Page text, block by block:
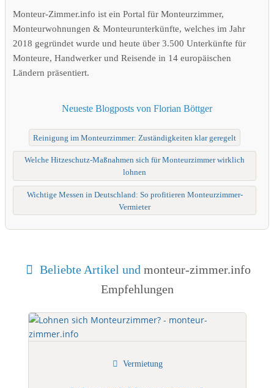
Beliebte Artikel undmonteur-zimmer.info
Empfehlungen
Vermietung
Monteur-Zimmer.info ist ein Portal für Monteurzimmer,
Monteurwohnungen & Monteurunterkünfte, welches im Jahr
2018 gegründet wurde und heute über 3.500 Unterkünfte für
Monteure, Handwerker und Reisende in 14 europäischen
Ländern präsentiert.
Neueste Blogposts von Florian Böttger
Reinigung im Monteurzimmer: Zuständigkeiten klar geregelt
Welche Hitzeschutz-Maßnahmen sich für Monteurzimmer wirklich
lohnen
Wichtige Messen in Deutschland: So profitieren Monteurzimmer-
Vermieter